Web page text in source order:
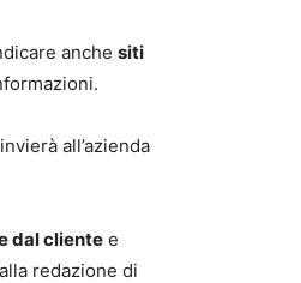
anche siti
invierà all’azienda
dal cliente e
redazione di